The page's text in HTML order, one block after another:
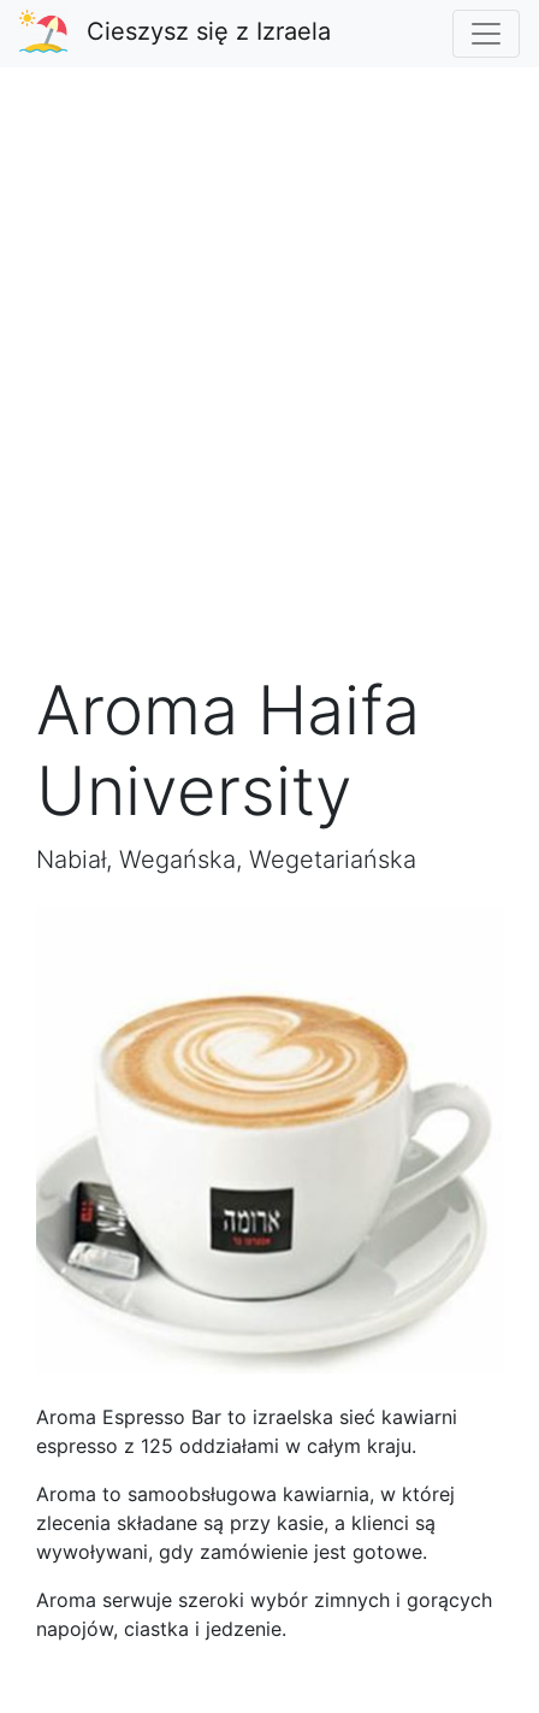
Cieszysz się z Izraela
Aroma Haifa
University
Nabiał, Wegańska, Wegetariańska
Aroma Espresso Bar to izraelska sieć kawiarni
espresso z 125 oddziałami w całym kraju.
Aroma to samoobsługowa kawiarnia, w której
zlecenia składane są przy kasie, a klienci są
wywoływani, gdy zamówienie jest gotowe.
Aroma serwuje szeroki wybór zimnych i gorących
napojów, ciastka i jedzenie.